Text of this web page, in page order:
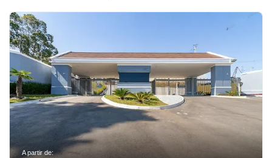
A partir de: